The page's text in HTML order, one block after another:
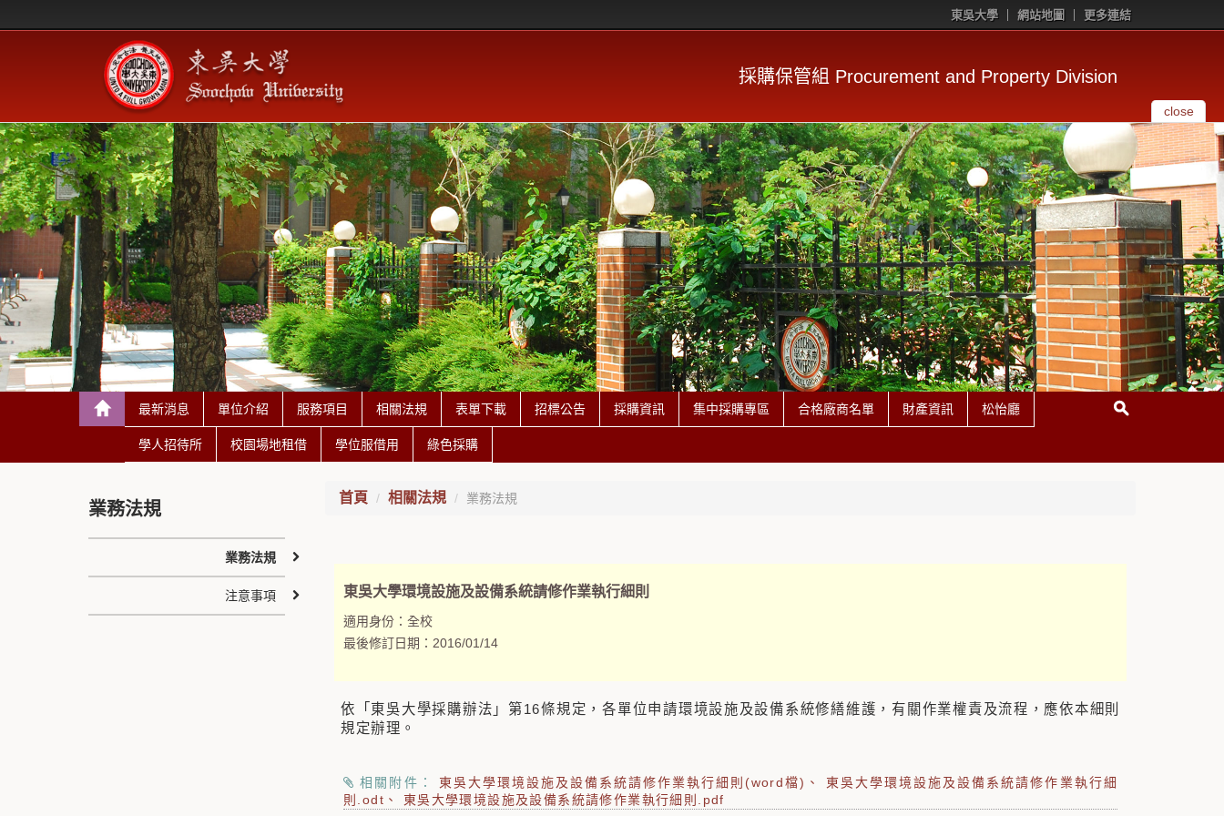
東吳大學 網站地圖 更多連結
採購保管組 Procurement and Property Division
close
最新消息 單位介紹 服務項目 相關法規 表單下載 招標公告 採購資訊 集中採購專區 合格廠商名單 財產資訊 松怡廳
學人招待所 校園場地租借 學位服借用 綠色採購
首頁 相關法規 業務法規
東吳大學環境設施及設備系統請修作業執行細則
適用身份： 全校
最後修訂日期： 2016/01/14
依「東吳大學採購辦法」第16條規定，各單位申請環境設施及設備系統修繕維護，有關作業權責及流程，應依本細則
規定辦理。
相關附件： 東吳大學環境設施及設備系統請修作業執行細則(word檔)
東吳大學環境設施及設備系統請修作業執行細
則.odt
東吳大學環境設施及設備系統請修作業執行細則.pdf
業務法規
業務法規
注意事項